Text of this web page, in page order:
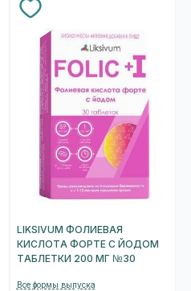
LIKSIVUM ФОЛИЕВАЯ
КИСЛОТА ФОРТЕ С ЙОДОМ
ТАБЛЕТКИ 200 МГ №30
Все формы выпуска